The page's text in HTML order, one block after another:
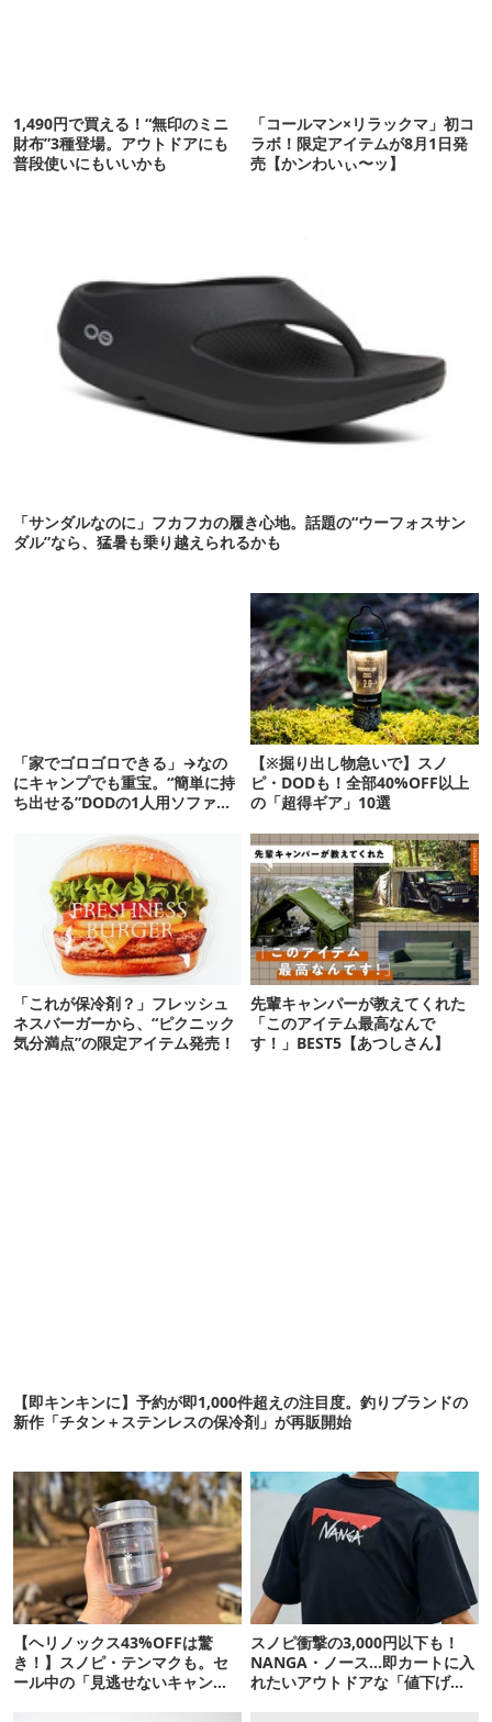
1,490円で買える！“無印のミニ
財布”3種登場。アウトドアにも
普段使いにもいいかも
「コールマン×リラックマ」初コ
ラボ！限定アイテムが8月1日発
売【かンわいぃ〜ッ】
「サンダルなのに」フカフカの履き心地。話題の“ウーフォスサン
ダル”なら、猛暑も乗り越えられるかも
「家でゴロゴロできる」→なの
にキャンプでも重宝。“簡単に持
ち出せる”DODの1人用ソファが
【※掘り出し物急いで】スノ
ピ・DODも！全部40%OFF以上
の「超得ギア」10選
「これが保冷剤？」フレッシュ
ネスバーガーから、“ピクニック
気分満点”の限定アイテム発売！
先輩キャンパーが教えてくれた
「このアイテム最高なんで
す！」BEST5【あつしさん】
【即キンキンに】予約が即1,000件超えの注目度。釣りブランドの
新作「チタン＋ステンレスの保冷剤」が再販開始
【ヘリノックス43%OFFは驚
き！】スノピ・テンマクも。セ
ール中の「見逃せないキャンプ
スノピ衝撃の3,000円以下も！
NANGA・ノース…即カートに入
れたいアウトドアな「値下げ夏